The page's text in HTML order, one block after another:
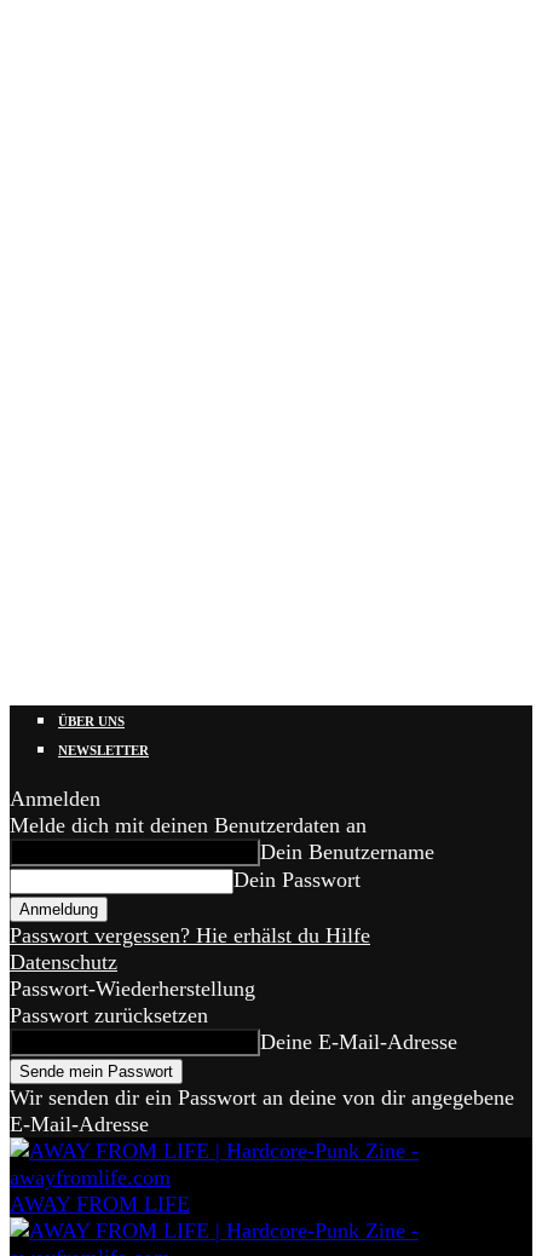
ÜBER UNS
NEWSLETTER
Anmelden
Melde dich mit deinen Benutzerdaten an
Dein Benutzername
Dein Passwort
Passwort vergessen? Hie erhälst du Hilfe
Datenschutz
Passwort-Wiederherstellung
Passwort zurücksetzen
Deine E-Mail-Adresse
Wir senden dir ein Passwort an deine von dir angegebene
E-Mail-Adresse
AWAY FROM LIFE